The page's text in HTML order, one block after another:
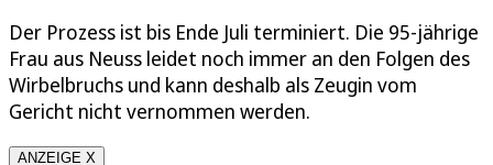
Der Prozess ist bis Ende Juli terminiert. Die 95-jährige
Frau aus Neuss leidet noch immer an den Folgen des
Wirbelbruchs und kann deshalb als Zeugin vom
Gericht nicht vernommen werden.
ANZEIGE X